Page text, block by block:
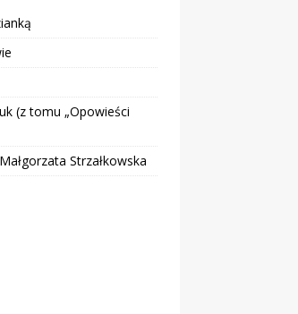
(z tomu „Opowieści
Strzałkowska